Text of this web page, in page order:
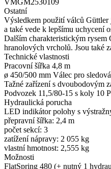
VMGM2530109
Ostatní
Výsledkem použití válců Güttler
a také vede k lepšímu uchycení
Dalším charakteristickým rysem
hranolových vrcholů. Jsou také
Technické vlastnosti
Pracovní šířka 4,8 m
ø 450/500 mm Válec pro
Tažné zařízení s dvoubodovým
Podvozek 11,5/80-15 s koly 10
Hydraulická porucha
LED indikátor polohy s
přepravní šířka: 2,4 m
počet sekcí: 3
zatížení nápravy: 2 055 kg
vlastní hmotnost: 2,555 kg
Možnosti
FlatSpring 480 (+ nutný 1